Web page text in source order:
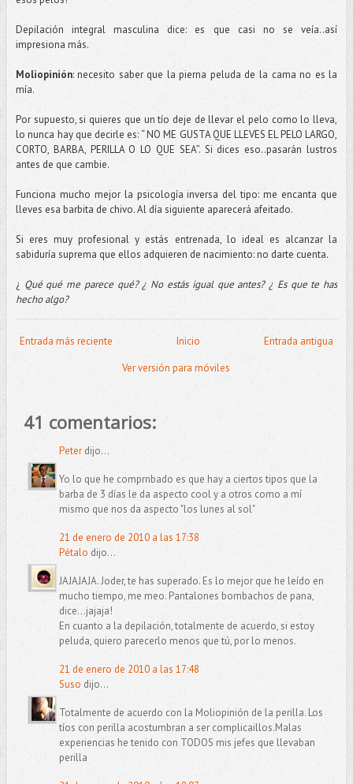
Depilación integral masculina dice: es que casi no se veía..así
impresiona más.
Moliopinión: necesito saber que la pierna peluda de la cama no es la
mía.
Por supuesto, si quieres que untío deje de llevar el pelo como lo lleva,
lo nunca hay que decirle es: “ NO ME GUSTA QUE LLEVES EL PELO LARGO,
CORTO, BARBA, PERILLA O LO QUE SEA”. Si dices eso..pasarán lustros
antes de que cambie.
Funciona mucho mejor la psicología inversa del tipo: me encanta que
lleves esa barbita de chivo. Al día siguiente aparecerá afeitado.
Si eres muy profesional y estás entrenada, lo ideal es alcanzar la
sabiduría suprema que ellos adquieren de nacimiento: no darte cuenta.
¿ Qué qué me parece qué? ¿ No estás igual que antes? ¿ Es que te has
hecho algo?
Entrada más reciente Entrada antigua
Inicio
Ver versión para móviles
41 comentarios:
Peterdijo...
Yo lo que he comprnbado es que hay a ciertos tipos que la
barba de 3 días le da aspecto cool y a otros como a mí
mismo que nos da aspecto "los lunes al sol"
21 de enero de 2010 a las 17:38
Pétalo dijo...
JAJAJAJA. Joder, te has superado. Es lo mejor que he leído en
mucho tiempo, me meo. Pantalones bombachos de pana,
dice...jajaja!
En cuanto a la depilación, totalmente de acuerdo, si estoy
peluda, quiero parecerlo menos que tú, por lo menos.
21 de enero de 2010 a las 17:48
Suso dijo...
Totalmente de acuerdo con la Moliopinión de la perilla. Los
tíos con perilla acostumbran a ser complicaillos.Malas
experiencias he tenido con TODOS mis jefes que llevaban
perilla